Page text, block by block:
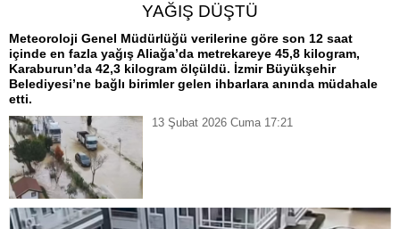
YAĞIŞ DÜŞTÜ
Meteoroloji Genel Müdürlüğü verilerine göre son 12 saat
içinde en fazla yağış Aliağa’da metrekareye 45,8 kilogram,
Karaburun’da 42,3 kilogram ölçüldü. İzmir Büyükşehir
Belediyesi’ne bağlı birimler gelen ihbarlara anında müdahale
etti.
13 Şubat 2026 Cuma 17:21